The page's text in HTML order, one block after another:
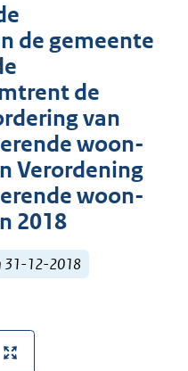
de gemeente
de
van
woon-
Verordening
woon-
2018
31-12-2018